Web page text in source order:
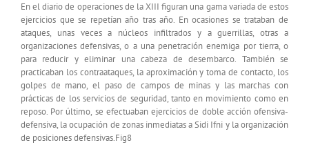
En el diario de operaciones de la XIII figuran una gama variada de estos
ejercicios que se repetían año tras año. En ocasiones se trataban de
ataques, unas veces a núcleos infiltrados y a guerrillas, otras a
organizaciones defensivas, o a una penetración enemiga por tierra, o
para reducir y eliminar una cabeza de desembarco. También se
practicaban los contraataques, la aproximación y toma de contacto, los
golpes de mano, el paso de campos de minas y las marchas con
prácticas de los servicios de seguridad, tanto en movimiento como en
reposo. Por último, se efectuaban ejercicios de doble acción ofensiva-
defensiva, la ocupación de zonas inmediatas a Sidi Ifni y la organización
de posiciones defensivas.Fig8